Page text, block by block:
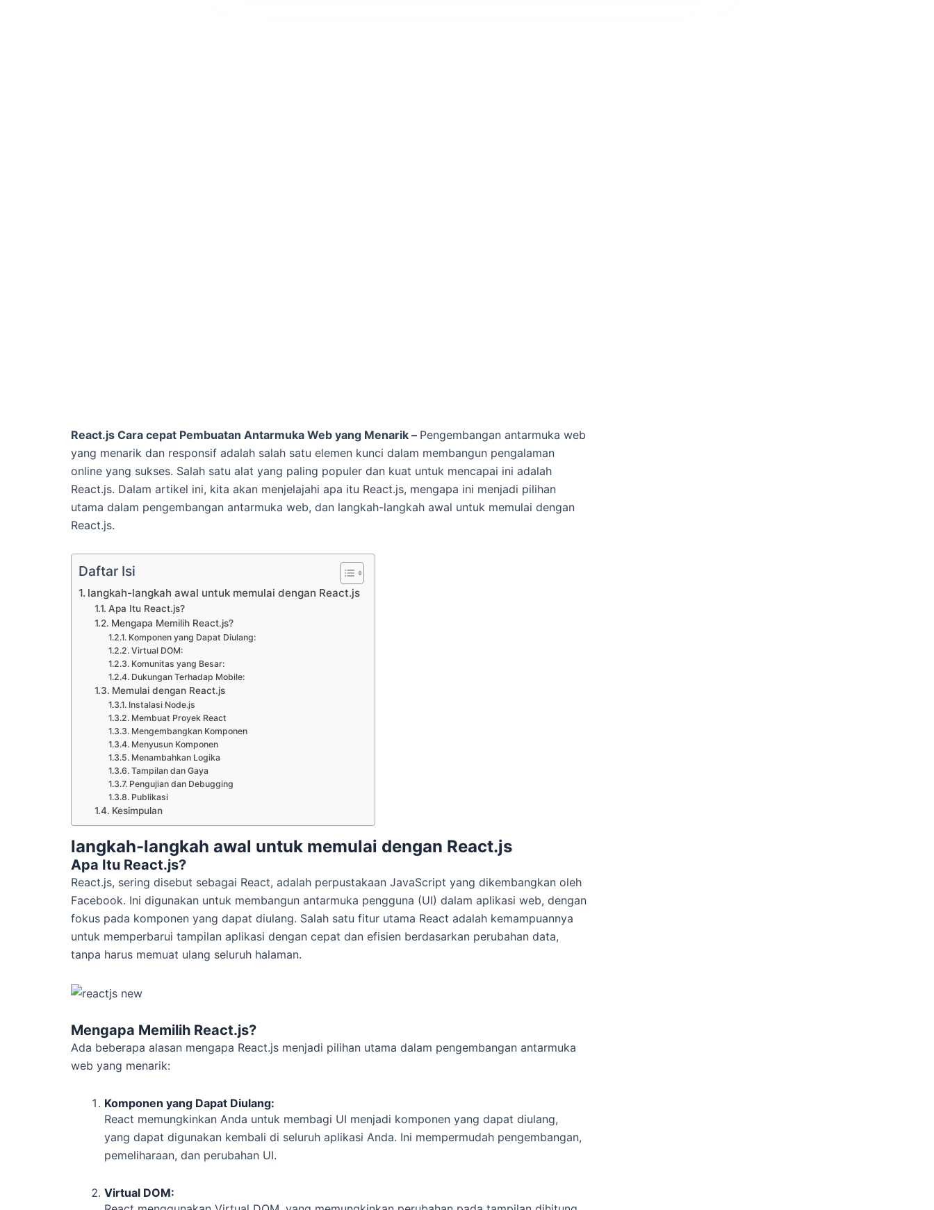
React.js Cara cepat Pembuatan Antarmuka Web yang Menarik – Pengembangan antarmuka web
yang menarik dan responsif adalah salah satu elemen kunci dalam membangun pengalaman
online yang sukses. Salah satu alat yang paling populer dan kuat untuk mencapai ini adalah
React.js. Dalam artikel ini, kita akan menjelajahi apa itu React.js, mengapa ini menjadi pilihan
utama dalam pengembangan antarmuka web, dan langkah-langkah awal untuk memulai dengan
React.js.
Daftar Isi
langkah-langkah awal untuk memulai dengan React.js
Apa Itu React.js?
Mengapa Memilih React.js?
Komponen yang Dapat Diulang:
Virtual DOM:
Komunitas yang Besar:
Dukungan Terhadap Mobile:
Memulai dengan React.js
Instalasi Node.js
Membuat Proyek React
Mengembangkan Komponen
Menyusun Komponen
Menambahkan Logika
Tampilan dan Gaya
Pengujian dan Debugging
Publikasi
Kesimpulan
langkah-langkah awal untuk memulai dengan React.js
Apa Itu React.js?
React.js, sering disebut sebagai React, adalah perpustakaan JavaScript yang dikembangkan oleh
Facebook. Ini digunakan untuk membangun antarmuka pengguna (UI) dalam aplikasi web, dengan
fokus pada komponen yang dapat diulang. Salah satu fitur utama React adalah kemampuannya
untuk memperbarui tampilan aplikasi dengan cepat dan efisien berdasarkan perubahan data,
tanpa harus memuat ulang seluruh halaman.
Mengapa Memilih React.js?
Ada beberapa alasan mengapa React.js menjadi pilihan utama dalam pengembangan antarmuka
web yang menarik:
Komponen yang Dapat Diulang:
React memungkinkan Anda untuk membagi UI menjadi komponen yang dapat diulang,
yang dapat digunakan kembali di seluruh aplikasi Anda. Ini mempermudah pengembangan,
pemeliharaan, dan perubahan UI.
Virtual DOM: